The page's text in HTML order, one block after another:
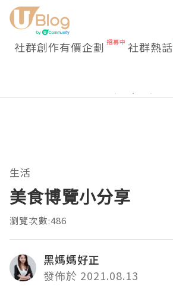
社群創作有價企劃 社群熱話
生活
美食博覽小分享
瀏覽次數:486
黑媽媽好正
發佈於 2021.08.13